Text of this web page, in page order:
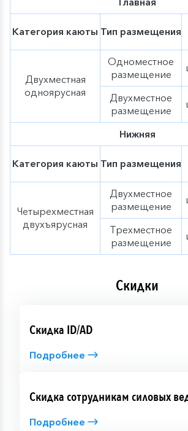
Категория каюты Тип размещения
Двухместная
одноярусная
Одноместное
размещение
Двухместное
размещение
Нижняя
Категория каюты Тип размещения
Четырехместная
двухъярусная
Двухместное
размещение
Трехместное
размещение
Скидки
Скидка ID/AD
Подробнее
Скидка сотрудникам силовых
Подробнее